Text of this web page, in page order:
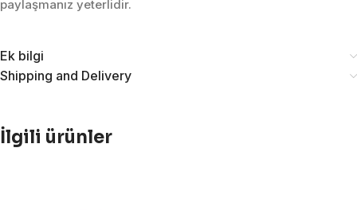
paylaşmanız yeterlidir.
Ek bilgi
Shipping and Delivery
İlgili ürünler